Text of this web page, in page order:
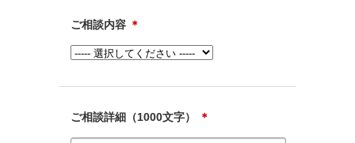
ご相談内容 ＊
ご相談詳細（1000文字） ＊